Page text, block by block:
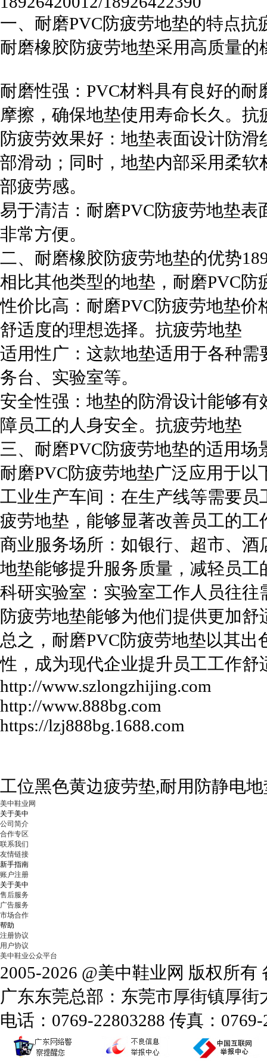
一、耐磨PVC防疲劳地垫的特点抗
耐磨橡胶防疲劳地垫采用高质量
耐磨性强：PVC材料具有良好的
摩擦，确保地垫使用寿命长久。抗
防疲劳效果好：地垫表面设计防
部滑动；同时，地垫内部采用柔
部疲劳感。
易于清洁：耐磨PVC防疲劳地垫
非常方便。
二、耐磨橡胶防疲劳地垫的优势
相比其他类型的地垫，耐磨PVC
性价比高：耐磨PVC防疲劳地垫
舒适度的理想选择。抗疲劳地垫
适用性广：这款地垫适用于各种
务台、实验室等。
安全性强：地垫的防滑设计能够
障员工的人身安全。抗疲劳地垫
三、耐磨PVC防疲劳地垫的适用场
耐磨PVC防疲劳地垫广泛应用于以
工业生产车间：在生产线等需要
疲劳地垫，能够显著改善员工的
商业服务场所：如银行、超市、
地垫能够提升服务质量，减轻员
科研实验室：实验室工作人员往
防疲劳地垫能够为他们提供更加舒
总之，耐磨PVC防疲劳地垫以其
性，成为现代企业提升员工工作舒
http://www.szlongzhijing.com
http://www.888bg.com
https://lzj888bg.1688.com
工位黑色黄边疲劳垫,耐用防静电
美中鞋业网
关于美中
公司简介
合作专区
联系我们
友情链接
新手指南
账户注册
关于美中
售后服务
广告服务
市场合作
帮助
注册协议
用户协议
美中鞋业公众平台
2005-2026 @美中鞋业网 版权所有
广东东莞总部：东莞市厚街镇厚
电话：0769-22803288 传真：0769-